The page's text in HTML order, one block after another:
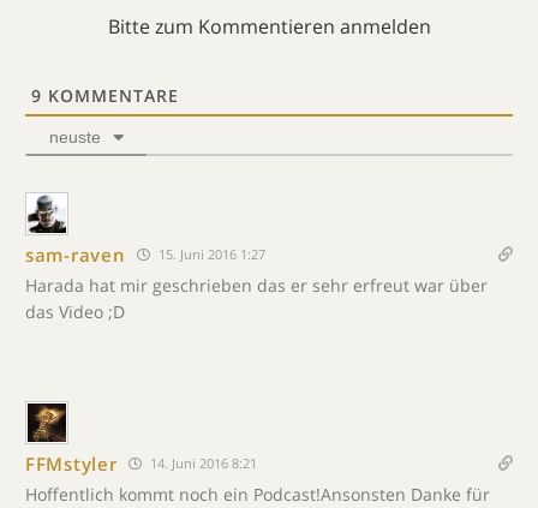
Bitte zum Kommentieren anmelden
9 KOMMENTARE
neuste
sam-raven 15. Juni 2016 1:27
Harada hat mir geschrieben das er sehr erfreut war über
das Video ;D
FFMstyler 14. Juni 2016 8:21
Hoffentlich kommt noch ein Podcast!Ansonsten Danke für